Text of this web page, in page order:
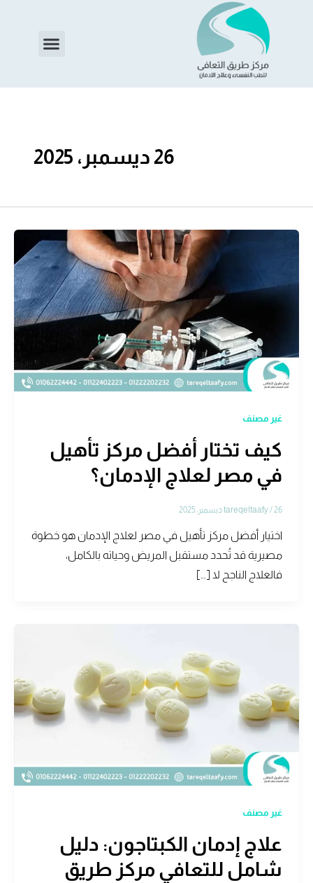
Menu
26 ديسمبر، 2025
غير مصنف
كيف تختار أفضل مركز تأهيل
في مصر لعلاج الإدمان؟
tareqeltaafy/26 ديسمبر، 2025
اختيار أفضل مركز تأهيل في مصر لعلاج الإدمان هو خطوة
مصيرية قد تُحدد مستقبل المريض وحياته بالكامل،
فالعلاج الناجح لا […]
غير مصنف
علاج إدمان الكبتاجون: دليل
شامل للتعافي مركز طريق